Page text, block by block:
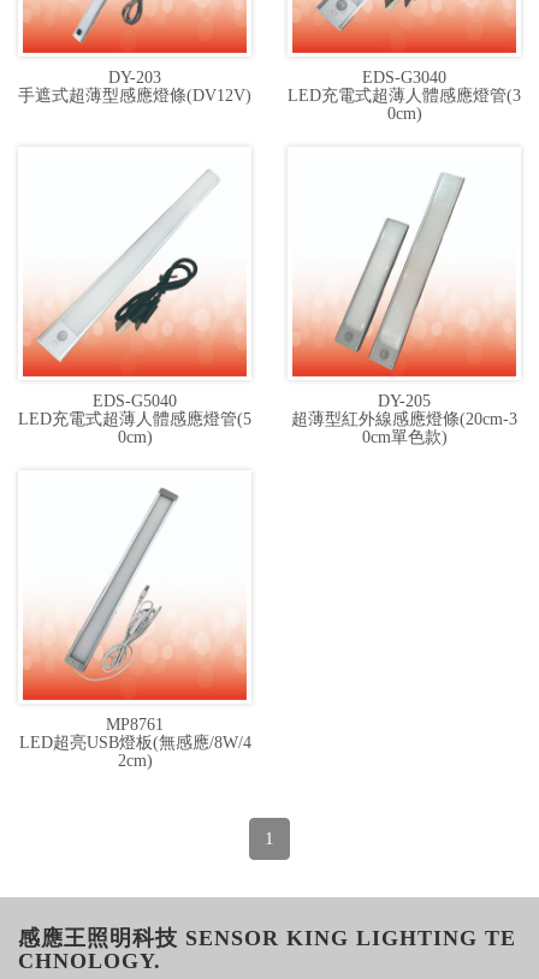
DY-203
手遮式超薄型感應燈條(DV12V)
EDS-G3040
LED充電式超薄人體感應燈管(3
0cm)
EDS-G5040
LED充電式超薄人體感應燈管(5
0cm)
DY-205
超薄型紅外線感應燈條(20cm-3
0cm單色款)
MP8761
LED超亮USB燈板(無感應/8W/4
2cm)
1
感應王照明科技 SENSOR KING LIGHTING TE
CHNOLOGY.